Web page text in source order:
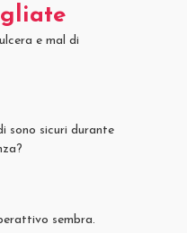
e mal di
sono sicuri durante
sembra.